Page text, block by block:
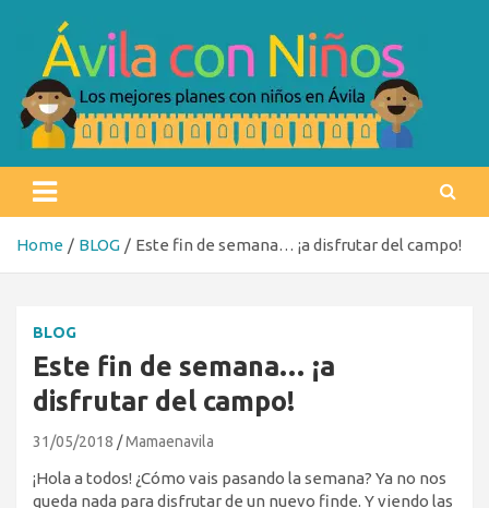
content
Ávila con niños
Home BLOG Este fin de semana… ¡a disfrutar del campo!
BLOG
Este fin de semana… ¡a
disfrutar del campo!
31/05/2018 Mamaenavila
¡Hola a todos! ¿Cómo vais pasando la semana? Ya no nos
queda nada para disfrutar de un nuevo finde. Y viendo las